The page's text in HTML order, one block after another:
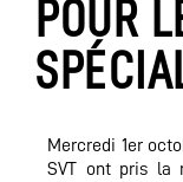
POUR
Mercredi 1er
SVT ont pris la